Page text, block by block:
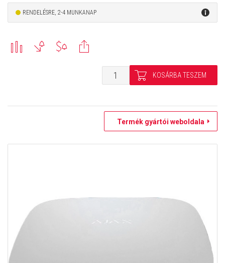
RENDELÉSRE, 2-4 MUNKANAP
Termék gyártói weboldala